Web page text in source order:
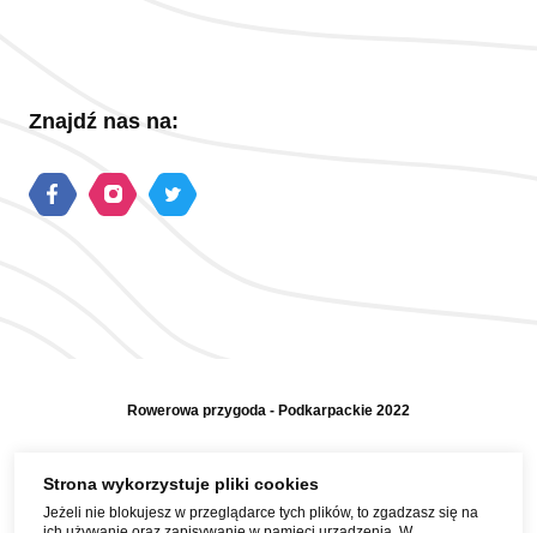
Znajdź nas na:
Rowerowa przygoda - Podkarpackie 2022
Mapa strony
Strona wykorzystuje pliki cookies
Jeżeli nie blokujesz w przeglądarce tych plików, to zgadzasz się na